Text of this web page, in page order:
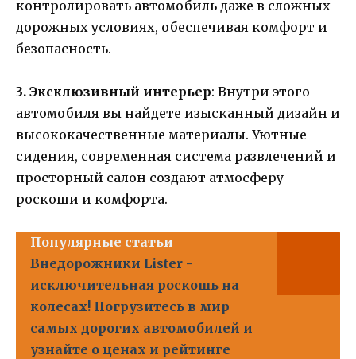
контролировать автомобиль даже в сложных
дорожных условиях, обеспечивая комфорт и
безопасность.
3. Эксклюзивный интерьер: Внутри этого
автомобиля вы найдете изысканный дизайн и
высококачественные материалы. Уютные
сидения, современная система развлечений и
просторный салон создают атмосферу
роскоши и комфорта.
Популярные статьи
Внедорожники Lister -
исключительная роскошь на
колесах! Погрузитесь в мир
самых дорогих автомобилей и
узнайте о ценах и рейтинге